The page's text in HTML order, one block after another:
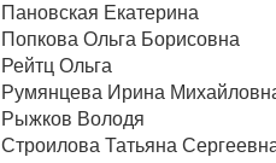
Пановская Екатерина
Попкова Ольга Борисовна
Рейтц Ольга
Румянцева Ирина
Рыжков Володя
Строилова Татьяна